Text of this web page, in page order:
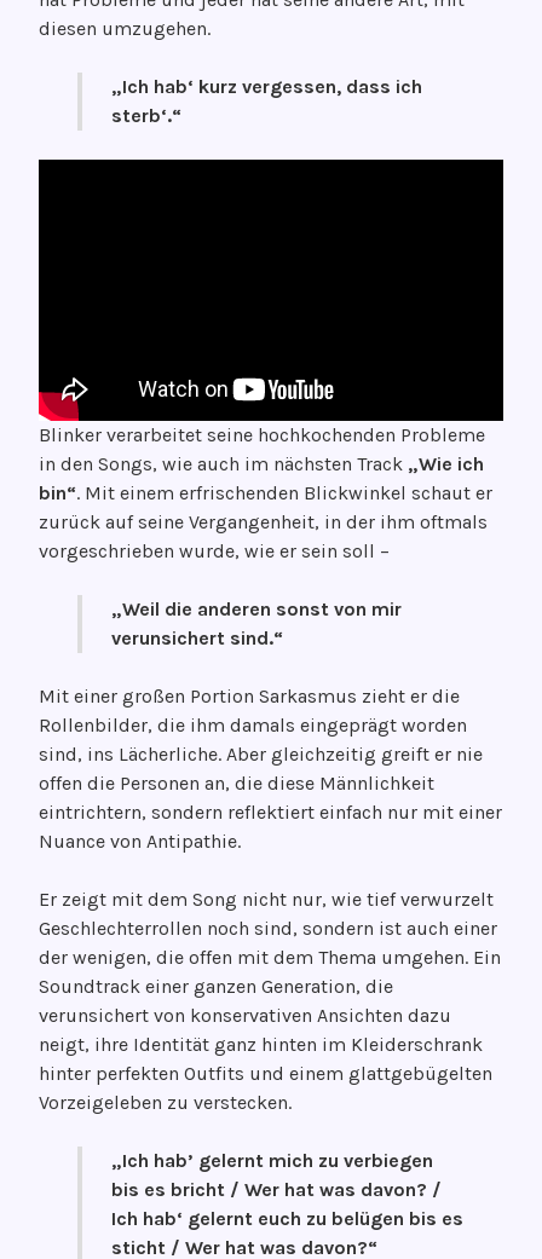
diesen umzugehen.
„Ich hab‘ kurz vergessen, dass ich
sterb‘.“
Blinker verarbeitet seine hochkochenden Probleme
in den Songs, wie auch im nächsten Track „Wie ich
bin“. Mit einem erfrischenden Blickwinkel schaut er
zurück auf seine Vergangenheit, in der ihm oftmals
vorgeschrieben wurde, wie er sein soll –
„Weil die anderen sonst von mir
verunsichert sind.“
Mit einer großen Portion Sarkasmus zieht er die
Rollenbilder, die ihm damals eingeprägt worden
sind, ins Lächerliche. Aber gleichzeitig greift er nie
offen die Personen an, die diese Männlichkeit
eintrichtern, sondern reflektiert einfach nur mit einer
Nuance von Antipathie.
Er zeigt mit dem Song nicht nur, wie tief verwurzelt
Geschlechterrollen noch sind, sondern ist auch einer
der wenigen, die offen mit dem Thema umgehen. Ein
Soundtrack einer ganzen Generation, die
verunsichert von konservativen Ansichten dazu
neigt, ihre Identität ganz hinten im Kleiderschrank
hinter perfekten Outfits und einem glattgebügelten
Vorzeigeleben zu verstecken.
„Ich hab’ gelernt mich zu verbiegen
bis es bricht / Wer hat was davon? /
Ich hab‘ gelernt euch zu belügen bis es
sticht / Wer hat was davon?“